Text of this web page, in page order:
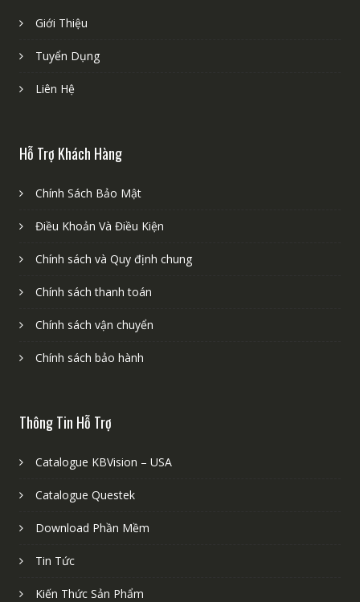
Giới Thiệu
Tuyển Dụng
Liên Hệ
Hỗ Trợ Khách Hàng
Chính Sách Bảo Mật
Điều Khoản Và Điều Kiện
Chính sách và Quy định chung
Chính sách thanh toán
Chính sách vận chuyển
Chính sách bảo hành
Thông Tin Hỗ Trợ
Catalogue KBVision – USA
Catalogue Questek
Download Phần Mềm
Tin Tức
Kiến Thức Sản Phẩm